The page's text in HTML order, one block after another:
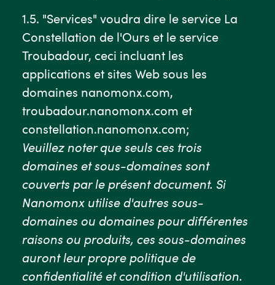
1.5. "Services" voudra dire le service La
Constellation de l'Ours et le service
Troubadour, ceci incluant les
applications et sites Web sous les
domaines nanomonx.com,
troubadour.nanomonx.com et
constellation.nanomonx.com;
Veuillez noter que seuls ces trois
domaines et sous-domaines sont
couverts par le présent document. Si
Nanomonx utilise d'autres sous-
domaines ou domaines pour différentes
raisons ou produits, ces sous-domaines
auront leur propre politique de
confidentialité et condition d'utilisation.